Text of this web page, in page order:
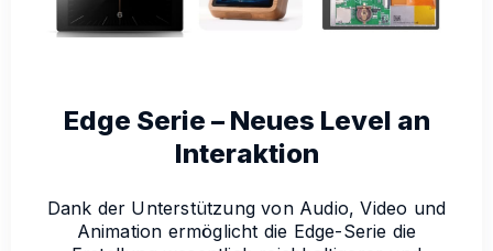
Edge Serie – Neues Level an
Interaktion
Dank der Unterstützung von Audio, Video und
Animation ermöglicht die Edge-Serie die